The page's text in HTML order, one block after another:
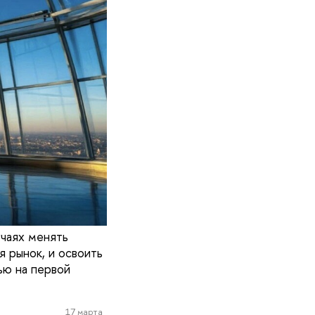
менять
рынок, и освоить
на первой
17 марта